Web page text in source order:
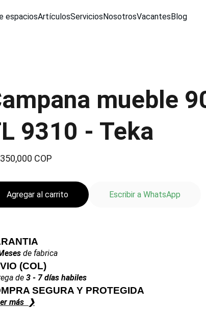
espaciosArtículosServiciosNosotrosVacantesBlog
mueble
9310 - Teka
COP
Agregar al carrito Escribir a WhatsApp
de fabrica
(COL)
de 3 - 7 días habiles
SEGURA Y PROTEGIDA
más ❯